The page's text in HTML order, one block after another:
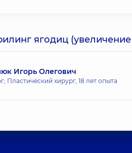
ягодиц
Игорь Олегович
Пластический хирург, 18 лет опыта